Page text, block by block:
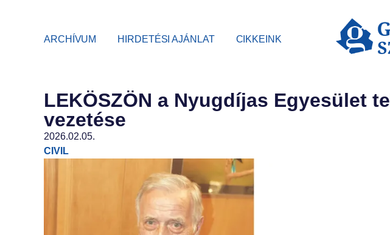
ARCHÍVUM HIRDETÉSI AJÁNLAT CIKKEINK
LEKÖSZÖN a Nyugdíjas Egyesület
vezetése
2026.02.05.
CIVIL